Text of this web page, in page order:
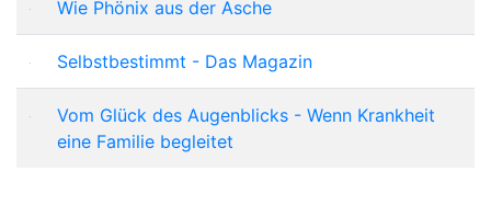
Wie Phönix aus der Asche
Selbstbestimmt - Das Magazin
Vom Glück des Augenblicks - Wenn Krankheit
eine Familie begleitet